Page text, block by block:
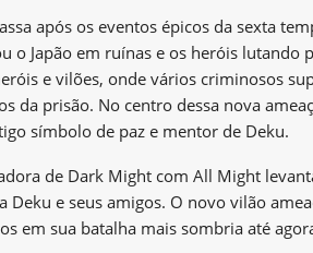
após os eventos épicos da sexta
o Japão em ruínas e os heróis lutando
e vilões, onde vários criminosos
da prisão. No centro dessa nova
símbolo de paz e mentor de Deku.
de Dark Might com All Might
Deku e seus amigos. O novo vilão
em sua batalha mais sombria até